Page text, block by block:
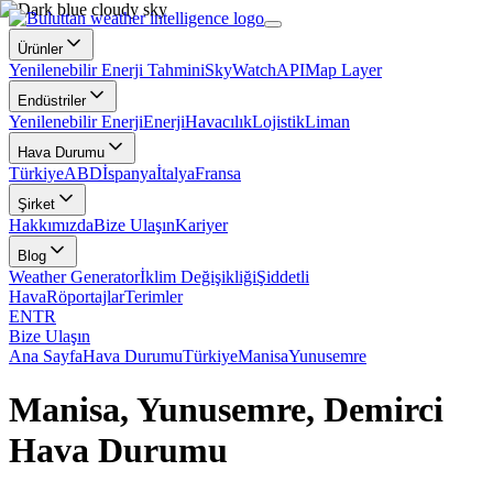
Ürünler
Yenilenebilir Enerji TahminiSkyWatchAPIMap Layer
Endüstriler
Yenilenebilir EnerjiEnerjiHavacılıkLojistikLiman
Hava Durumu
TürkiyeABDİspanyaİtalyaFransa
Şirket
HakkımızdaBize UlaşınKariyer
Blog
Weather Generatorİklim DeğişikliğiŞiddetli
HavaRöportajlarTerimler
ENTR
Bize Ulaşın
Ana SayfaHava DurumuTürkiyeManisaYunusemre
Manisa, Yunusemre, Demirci
Hava Durumu